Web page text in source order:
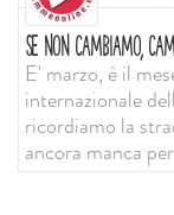
SE NON CAMBIAMO,
E' marzo, è il
internazionale
ricordiamo la
ancora manca